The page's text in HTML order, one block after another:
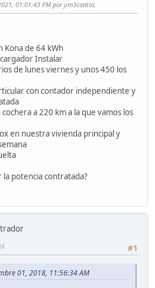
01:01:43 PM por jim3cantos
Kona de 64 kWh
Instalar
de lunes viernes y unos 450 los
con contador independiente y
a 220 km a la que vamos los
en nuestra vivienda principal y
potencia contratada?
#1
01, 2018, 11:56:34 AM